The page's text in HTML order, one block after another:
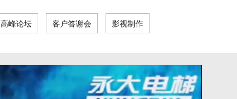
高峰论坛 客户答谢会 影视制作